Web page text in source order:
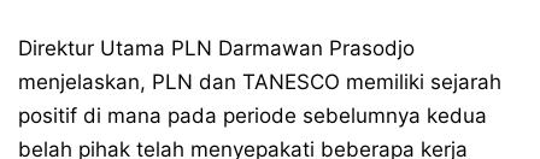
Direktur Utama PLN Darmawan Prasodjo
menjelaskan, PLN dan TANESCO memiliki sejarah
positif di mana pada periode sebelumnya kedua
belah pihak telah menyepakati beberapa kerja